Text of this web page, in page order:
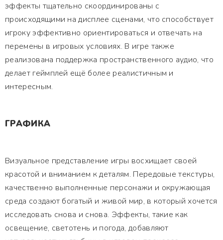
эффекты тщательно скоординированы с
происходящими на дисплее сценами, что способствует
игроку эффективно ориентироваться и отвечать на
перемены в игровых условиях. В игре также
реализована поддержка пространственного аудио, что
делает геймплей ещё более реалистичным и
интересным.
ГРАФИКА
Визуальное представление игры восхищает своей
красотой и вниманием к деталям. Передовые текстуры,
качественно выполненные персонажи и окружающая
среда создают богатый и живой мир, в который хочется
исследовать снова и снова. Эффекты, такие как
освещение, светотень и погода, добавляют